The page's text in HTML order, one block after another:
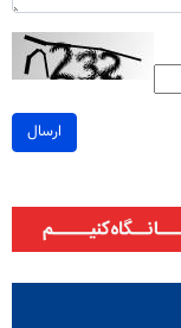
ارسال